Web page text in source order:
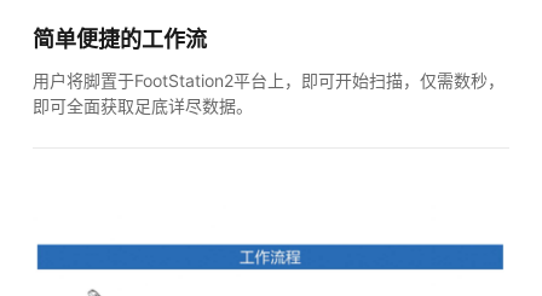
简单便捷的工作流
用户将脚置于FootStation2平台上，即可开始扫描，仅需数秒，
即可全面获取足底详尽数据。